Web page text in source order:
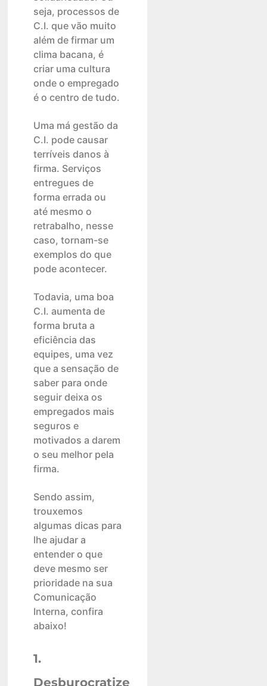
seja, processos de
C.I. que vão muito
além de firmar um
clima bacana, é
criar uma cultura
onde o empregado
é o centro de tudo.
Uma má gestão da
C.I. pode causar
terríveis danos à
firma. Serviços
entregues de
forma errada ou
até mesmo o
retrabalho, nesse
caso, tornam-se
exemplos do que
pode acontecer.
Todavia, uma boa
C.I. aumenta de
forma bruta a
eficiência das
equipes, uma vez
que a sensação de
saber para onde
seguir deixa os
empregados mais
seguros e
motivados a darem
o seu melhor pela
firma.
Sendo assim,
trouxemos
algumas dicas para
lhe ajudar a
entender o que
deve mesmo ser
prioridade na sua
Comunicação
Interna, confira
abaixo!
1.
Desburocratize